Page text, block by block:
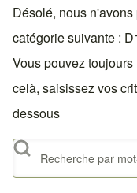
Désolé, nous
catégorie suivante :
Vous pouvez
celà, saisissez vos
dessous
Rechercher